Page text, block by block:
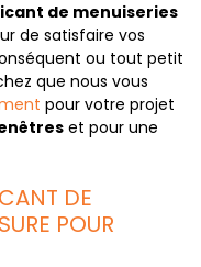
de menuiseries
de satisfaire vos
ou tout petit
que nous vous
pour votre projet
et pour une
DE
POUR